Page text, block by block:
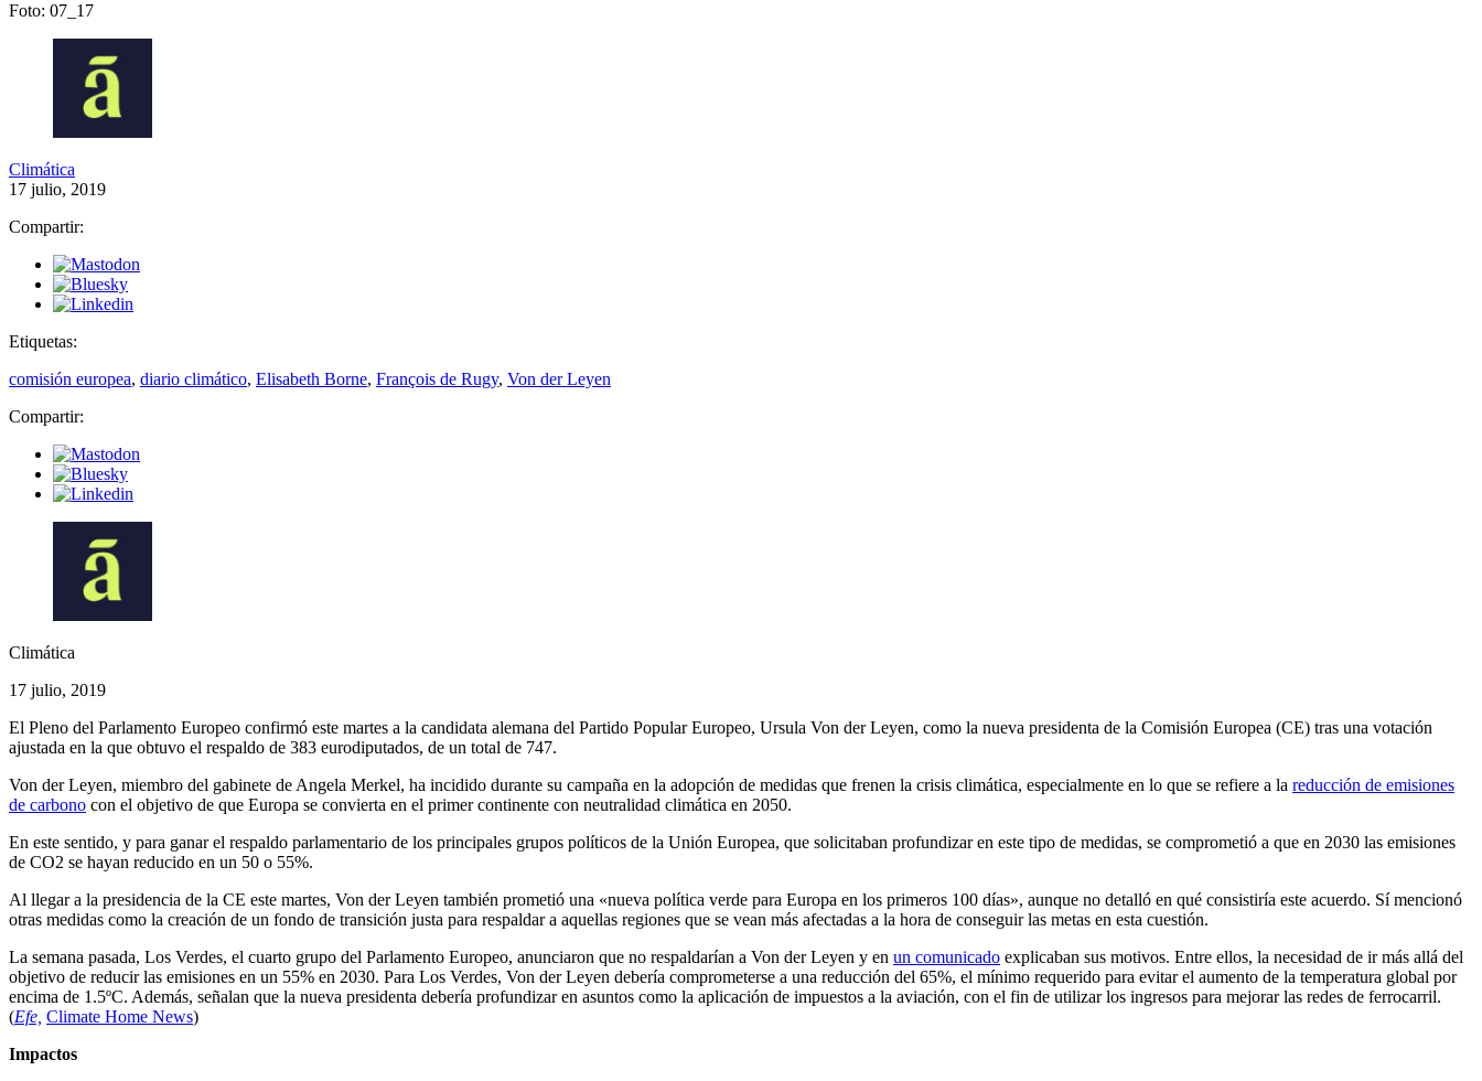
Foto: 07_17
Climática
17 julio, 2019
Compartir:
Etiquetas:
comisión europea, diario climático, Elisabeth Borne, François de Rugy, Von der Leyen
Compartir:
Climática
17 julio, 2019
El Pleno del Parlamento Europeo confirmó este martes a la candidata alemana del Partido Popular Europeo, Ursula Von der Leyen, como la nueva presidenta de la Comisión Europea (CE) tras una votación
ajustada en la que obtuvo el respaldo de 383 eurodiputados, de un total de 747.
Von der Leyen, miembro del gabinete de Angela Merkel, ha incidido durante su campaña en la adopción de medidas que frenen la crisis climática, especialmente en lo que se refiere a la reducción de emisiones
de carbono con el objetivo de que Europa se convierta en el primer continente con neutralidad climática en 2050.
En este sentido, y para ganar el respaldo parlamentario de los principales grupos políticos de la Unión Europea, que solicitaban profundizar en este tipo de medidas, se comprometió a que en 2030 las emisiones
de CO2 se hayan reducido en un 50 o 55%.
Al llegar a la presidencia de la CE este martes, Von der Leyen también prometió una «nueva política verde para Europa en los primeros 100 días», aunque no detalló en qué consistiría este acuerdo. Sí mencionó
otras medidas como la creación de un fondo de transición justa para respaldar a aquellas regiones que se vean más afectadas a la hora de conseguir las metas en esta cuestión.
La semana pasada, Los Verdes, el cuarto grupo del Parlamento Europeo, anunciaron que no respaldarían a Von der Leyen y en un comunicado explicaban sus motivos. Entre ellos, la necesidad de ir más allá del
objetivo de reducir las emisiones en un 55% en 2030. Para Los Verdes, Von der Leyen debería comprometerse a una reducción del 65%, el mínimo requerido para evitar el aumento de la temperatura global por
encima de 1.5ºC. Además, señalan que la nueva presidenta debería profundizar en asuntos como la aplicación de impuestos a la aviación, con el fin de utilizar los ingresos para mejorar las redes de ferrocarril.
(Efe, Climate Home News)
Impactos